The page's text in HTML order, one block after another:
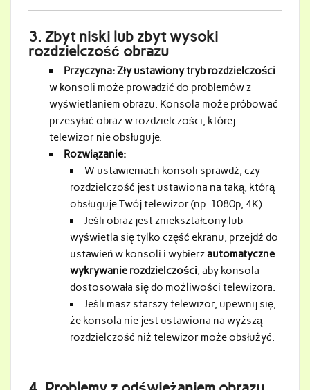
3. Zbyt niski lub zbyt wysoki
rozdzielczość obrazu
Przyczyna:Zły ustawiony tryb rozdzielczości
w konsoli może prowadzić do problemów z
wyświetlaniem obrazu. Konsola może próbować
przesyłać obraz w rozdzielczości, której
telewizor nie obsługuje.
Rozwiązanie:
W ustawieniach konsoli sprawdź, czy
rozdzielczość jest ustawiona na taką, którą
obsługuje Twój telewizor (np. 1080p, 4K).
Jeśli obraz jest zniekształcony lub
wyświetla się tylko część ekranu, przejdź do
ustawień w konsoli i wybierzautomatyczne
wykrywanie rozdzielczości, aby konsola
dostosowała się do możliwości telewizora.
Jeśli masz starszy telewizor, upewnij się,
że konsola nie jest ustawiona na wyższą
rozdzielczość niż telewizor może obsłużyć.